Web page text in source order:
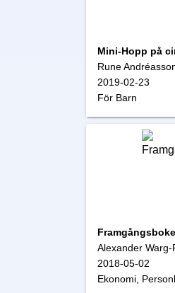
Mini-Hopp på
Rune
2019-02-23
För Barn
Alexander Warg-
2018-05-02
Ekonomi,